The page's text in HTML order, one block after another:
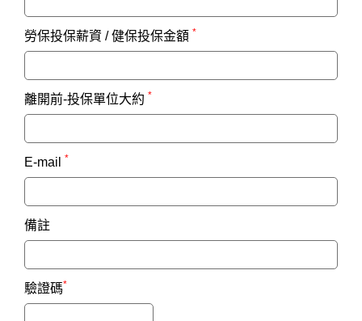
勞保投保薪資 / 健保投保金額 *
離開前-投保單位大約 *
E-mail *
備註
驗證碼*